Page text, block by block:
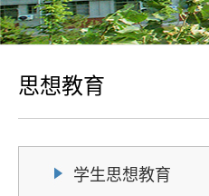
思想教育
学生思想教育